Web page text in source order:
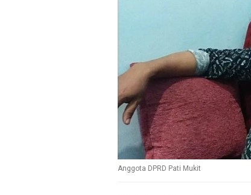
Anggota DPRD Pati Mukit